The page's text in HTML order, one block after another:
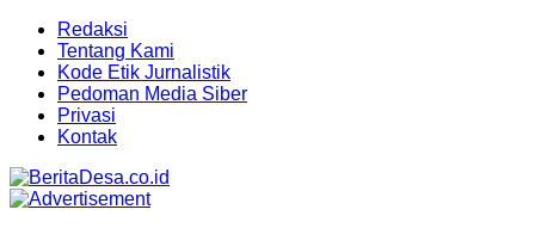
Redaksi
Tentang Kami
Kode Etik Jurnalistik
Pedoman Media Siber
Privasi
Kontak